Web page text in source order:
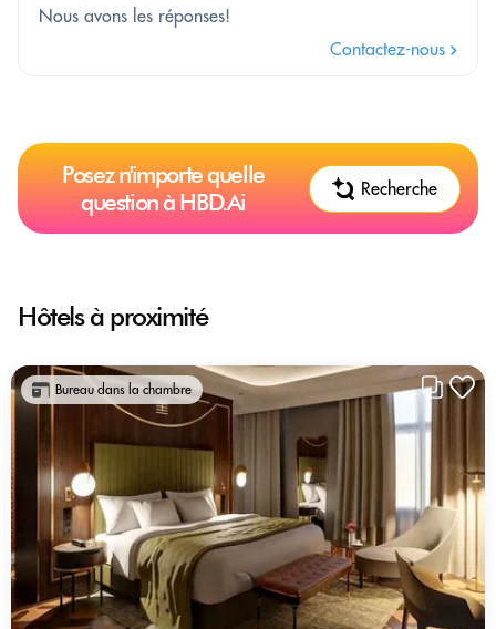
Nous avons les réponses!
Contactez-nous
Posez n'importe quelle
question à HBD.Ai
Recherche
Hôtels à proximité
Bureau dans la chambre